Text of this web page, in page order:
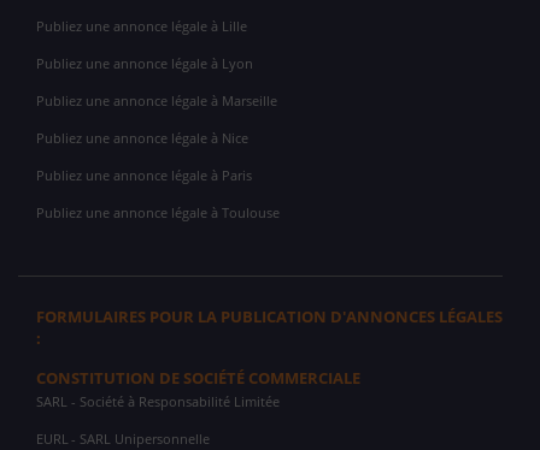
Publiez une annonce légale à Lille
Publiez une annonce légale à Lyon
Publiez une annonce légale à Marseille
Publiez une annonce légale à Nice
Publiez une annonce légale à Paris
Publiez une annonce légale à Toulouse
FORMULAIRES POUR LA PUBLICATION D'ANNONCES LÉGALES
:
CONSTITUTION DE SOCIÉTÉ COMMERCIALE
SARL - Société à Responsabilité Limitée
EURL - SARL Unipersonnelle